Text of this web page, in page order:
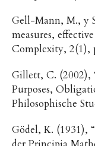
Gell-Mann, M., y
measures,
Complexity, 2(1),
Gillett, C. (2002),
Purposes,
Philosophische
Gödel, K. (1931),